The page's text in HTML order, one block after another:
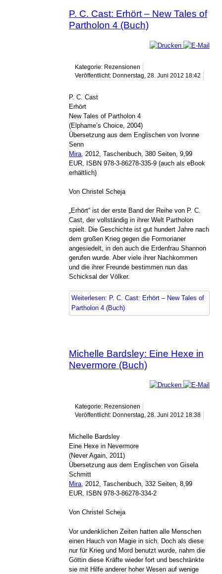
P. C. Cast: Erhört – New Tales of
Partholon 4 (Buch)
Kategorie: Rezensionen
Veröffentlicht: Donnerstag, 28. Juni 2012 18:42
P. C. Cast
Erhört
New Tales of Partholon 4
(Elphame’s Choice, 2004)
Übersetzung aus dem Englischen von Ivonne
Senn
Mira , 2012, Taschenbuch, 380 Seiten, 9,99
EUR, ISBN 978-3-86278-335-9 (auch als eBook
erhältlich)
Von Christel Scheja
„Erhört“ ist der erste Band der Reihe von P. C.
Cast, der vollständig in ihrer Welt Partholon
spielt. Die Geschichte ist gut hundert Jahre nach
dem großen Krieg gegen die Formorianer
angesiedelt, in den auch die Erdenfrau Shannon
gerufen wurde. Aber viele ihrer Nachkommen
und die ihrer Freunde bestimmen nun das
Schicksal der Völker.
Weiterlesen: P. C. Cast: Erhört – New Tales of
Partholon 4 (Buch)
Michelle Bardsley: Eine Hexe in
Nevermore (Buch)
Kategorie: Rezensionen
Veröffentlicht: Donnerstag, 28. Juni 2012 18:38
Michelle Bardsley
Eine Hexe in Nevermore
(Never Again, 2011)
Übersetzung aus dem Englischen von Gisela
Schmitt
Mira, 2012, Taschenbuch, 332 Seiten, 8,99
EUR, ISBN 978-3-86278-334-2
Von Christel Scheja
Vor undenklichen Zeiten hatten alle Menschen
einen Hauch von Magie in sich. Doch als diese
nur für Krieg und Mord benutzt wurde, nahm die
Göttin diese Kräfte wieder fort und beschränkte
sie mit Hilfe anderer hoher Wesen auf wenige